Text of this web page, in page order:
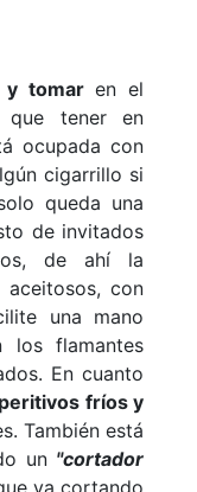
y tomaren el
que tener en
ocupada con
cigarrillo si
queda una
de invitados
de ahí la
con
una mano
los flamantes
En cuanto
fríos y
También está
un "cortador
va cortando